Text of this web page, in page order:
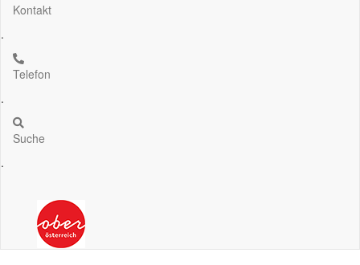
Kontakt
.
Telefon
.
Suche
.